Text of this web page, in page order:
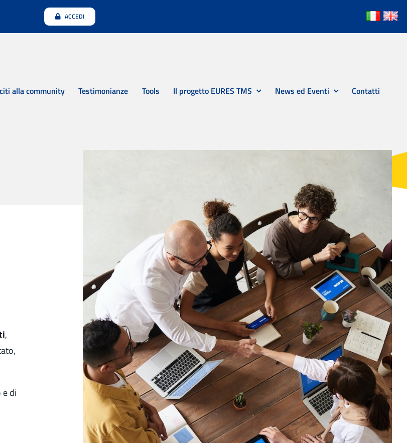
ACCEDI
alla community Testimonianze Tools Il progetto EURES TMS News ed Eventi Contatti
,
di